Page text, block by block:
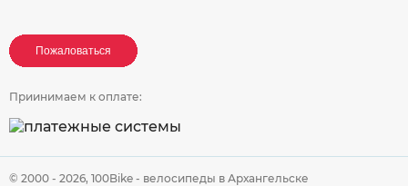
Пожаловаться
Пожаловаться
Пожаловаться
Приинимаем к оплате:
© 2000 - 2026, 100Bike - велосипеды в Архангельске